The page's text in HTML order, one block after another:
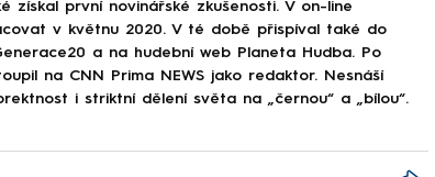
získal první novinářské zkušenosti. V on-line
v květnu 2020. V té době přispíval také do
a na hudební web Planeta Hudba. Po
na CNN Prima NEWS jako redaktor. Nesnáší
i striktní dělení světa na „černou“ a „bílou“.